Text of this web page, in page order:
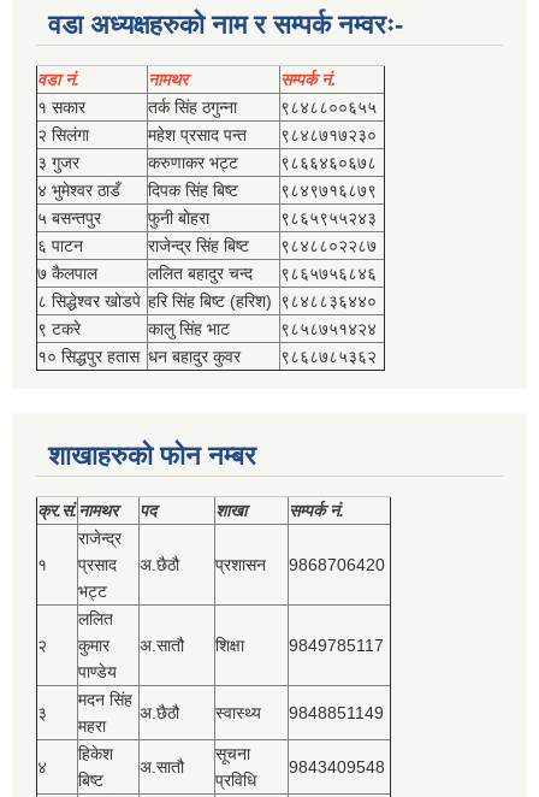
वडा अध्यक्षहरुको नाम र सम्पर्क नम्वरः-
वडा नं. नामथर
सम्पर्क नं.
१ सकार
तर्क सिंह ठगुन्‍ना
९८४८८००६५५
२ सिलंगा
महेश प्रसाद पन्त
९८४८७१७२३०
३ गुजर
करुणाकर भट्ट
९८६६४६०६७८
४ भुमेश्‍वर ठाडँ
दिपक सिंह बिष्‍ट
९८४९७१६८७९
५ बसन्तपुर
फुनी बोहरा
९८६५९५५२४३
६ पाटन
राजेन्द्र सिंह बिष्‍ट
९८४८८०२२८७
७ कैलपाल
ललित बहादुर चन्द
९८६५७५६८४६
८ सिद्धेश्‍वर खोडपे हरि सिंह बिष्‍ट (हरिश) ९८४८८३६४४०
९ टकरे
कालु सिंह भाट
९८५८७५१४२४
१० सिद्धपुर हतास धन बहादुर कुवर ९८६८७८५३६२
शाखाहरुको फोन नम्बर
क्र.सं.नामथर पद शाखा सम्‍पर्क नं.
१
राजेन्द्र
प्रसाद
भट्ट
अ.छैठौ प्रशासन 9868706420
२
ललित
कुमार
पाण्डेय
अ.सातौ शिक्षा 9849785117
३
मदन सिंह
महरा
अ.छैठौ स्वास्थ्य 9848851149
४
हिकेश
बिष्‍ट
अ.सातौ
सूचना
प्रविधि
9843409548